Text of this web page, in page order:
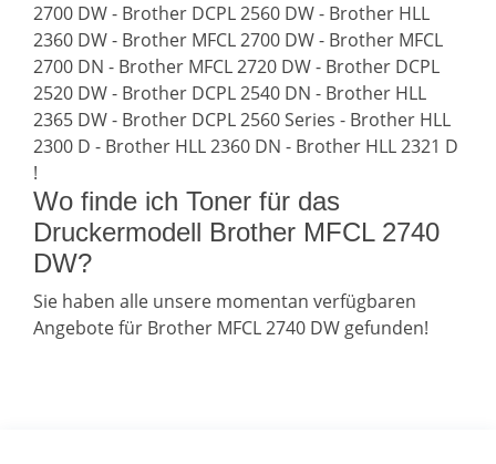
2700 DW - Brother DCPL 2560 DW - Brother HLL
2360 DW - Brother MFCL 2700 DW - Brother MFCL
2700 DN - Brother MFCL 2720 DW - Brother DCPL
2520 DW - Brother DCPL 2540 DN - Brother HLL
2365 DW - Brother DCPL 2560 Series - Brother HLL
2300 D - Brother HLL 2360 DN - Brother HLL 2321 D
!
Wo finde ich Toner für das
Druckermodell Brother MFCL 2740
DW?
Sie haben alle unsere momentan verfügbaren
Angebote für Brother MFCL 2740 DW gefunden!